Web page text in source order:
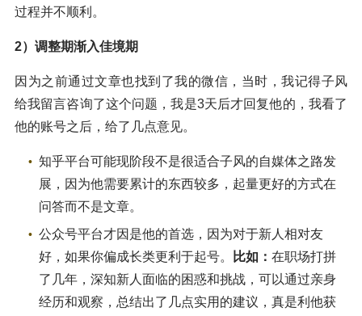
过程并不顺利。
2）调整期渐入佳境期
因为之前通过文章也找到了我的微信，当时，我记得子风
给我留言咨询了这个问题，我是3天后才回复他的，我看了
他的账号之后，给了几点意见。
知乎平台可能现阶段不是很适合子风的自媒体之路发
展，因为他需要累计的东西较多，起量更好的方式在
问答而不是文章。
公众号平台才因是他的首选，因为对于新人相对友
好，如果你偏成长类更利于起号。
比如： 在职场打拼
了几年，深知新人面临的困惑和挑战，可以通过亲身
经历和观察，总结出了几点实用的建议，真是利他获